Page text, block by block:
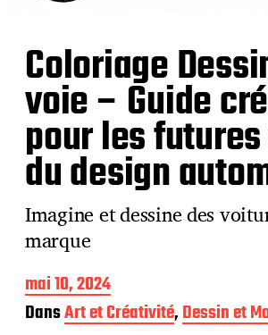
Coloriage
voie – Guide
pour les
du design
Imagine et dessine des
marque
D
a
t
mai 10, 2024
DansArt et Créativité,Dessin et